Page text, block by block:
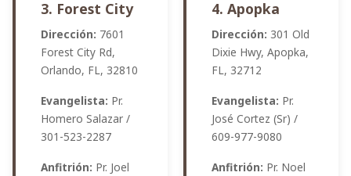
3. Forest City
Dirección: 7601
Forest City Rd,
Orlando, FL, 32810
Evangelista: Pr.
Homero Salazar /
301-523-2287
Anfitrión: Pr. Joel
4. Apopka
Dirección: 301 Old
Dixie Hwy, Apopka,
FL, 32712
Evangelista: Pr.
José Cortez (Sr) /
609-977-9080
Anfitrión: Pr. Noel